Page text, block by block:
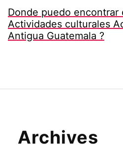
Donde puedo encontrar
Actividades culturales
Antigua Guatemala ?
Archives